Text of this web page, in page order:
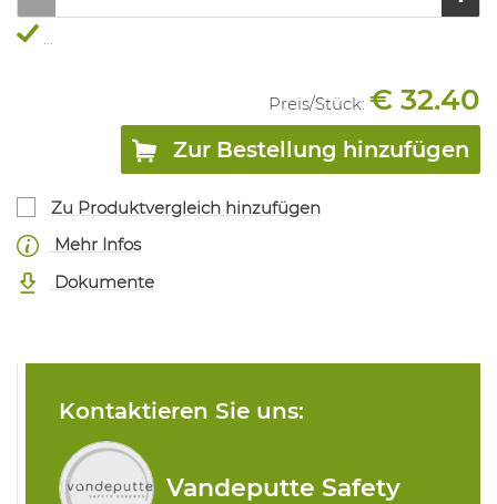
...
Preis/Stück: € 32.40
Zur Bestellung hinzufügen
Zu Produktvergleich hinzufügen
Mehr Infos
Dokumente
Kontaktieren Sie uns:
Vandeputte Safety